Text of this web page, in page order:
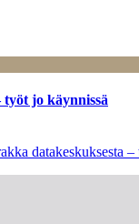
jo käynnissä
datakeskuksesta –